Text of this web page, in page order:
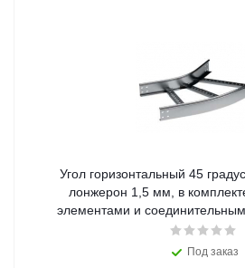
Угол горизонтальный 45
лонжерон 1,5 мм, в комплекте с крепежными
элементами и
Под заказ